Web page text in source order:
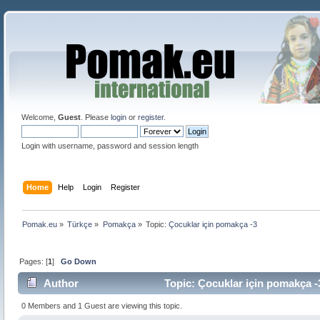
Welcome, Guest. Please loginor register.
Login with username, password and session length
Home Help Login Register
Pomak.eu » Türkçe » Pomakça» Topic:Çocuklar için pomakça -3
Pages: [1]Go Down
Author Topic: Çocuklar için pomakça
0 Members and 1 Guest are viewing this topic.